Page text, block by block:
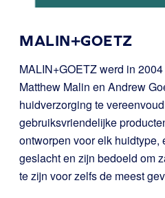
MALIN+GOETZ
MALIN+GOETZ werd in
Matthew Malin en Andrew
huidverzorging te
gebruiksvriendelijke
ontworpen voor elk huidtype,
geslacht en zijn bedoeld om
te zijn voor zelfs de meest